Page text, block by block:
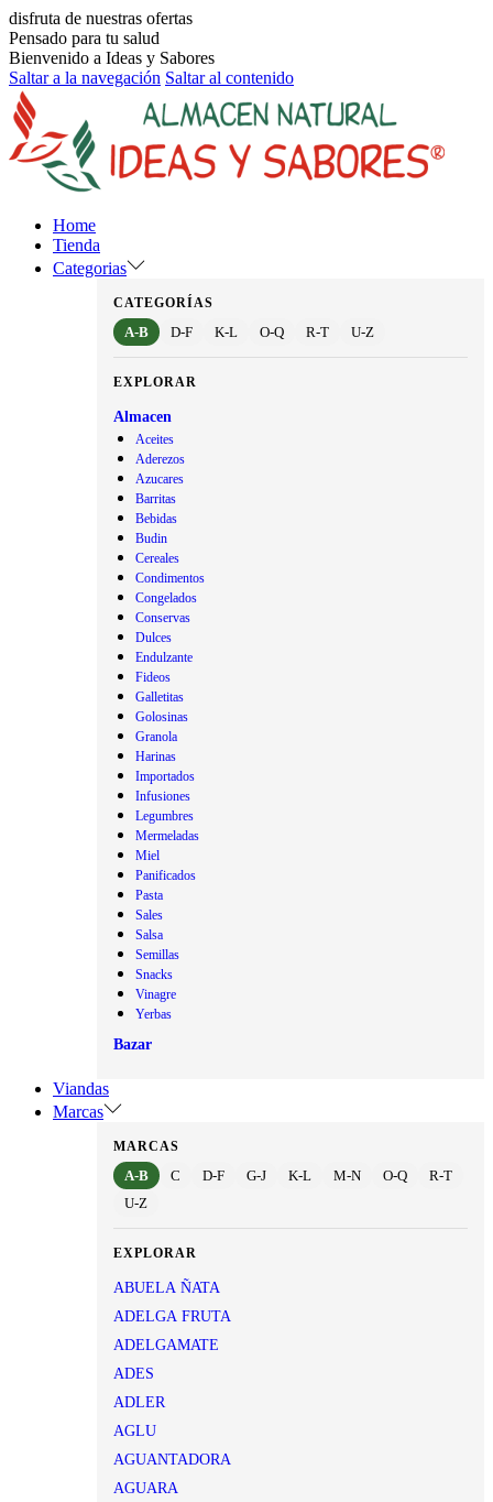
disfruta de nuestras ofertas
Pensado para tu salud
Bienvenido a Ideas y Sabores
Saltar a la navegación Saltar al contenido
Home
Tienda
Categorias
CATEGORÍAS
A-B D-F K-L O-Q R-T U-Z
EXPLORAR
Almacen
Aceites
Aderezos
Azucares
Barritas
Bebidas
Budin
Cereales
Condimentos
Congelados
Conservas
Dulces
Endulzante
Fideos
Galletitas
Golosinas
Granola
Harinas
Importados
Infusiones
Legumbres
Mermeladas
Miel
Panificados
Pasta
Sales
Salsa
Semillas
Snacks
Vinagre
Yerbas
Bazar
Viandas
Marcas
MARCAS
A-B C D-F G-J K-L M-N O-Q
R-T
U-Z
EXPLORAR
ABUELA ÑATA
ADELGA FRUTA
ADELGAMATE
ADES
ADLER
AGLU
AGUANTADORA
AGUARA